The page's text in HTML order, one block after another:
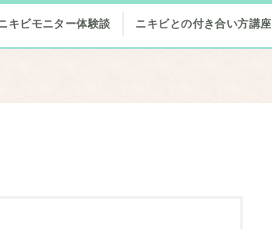
キビモニター体験談 ニキビとの付き合い方講座